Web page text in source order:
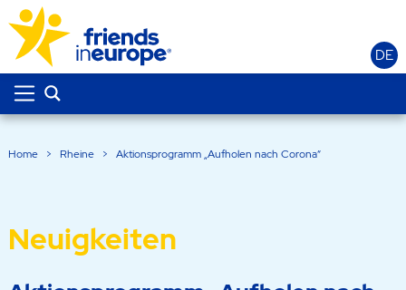
DE
Home > Rheine > Aktionsprogramm „Aufholen nach Corona“
Neuigkeiten